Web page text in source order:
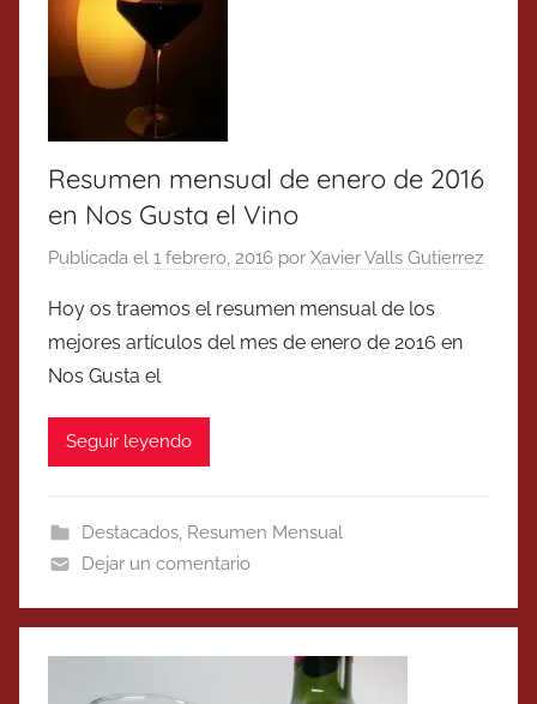
Resumen mensual de enero de 2016
en Nos Gusta el Vino
Publicada el 1 febrero, 2016 por Xavier Valls Gutierrez
Hoy os traemos el resumen mensual de los
mejores artículos del mes de enero de 2016 en
Nos Gusta el
Seguir leyendo
Destacados, Resumen Mensual
Dejar un comentario